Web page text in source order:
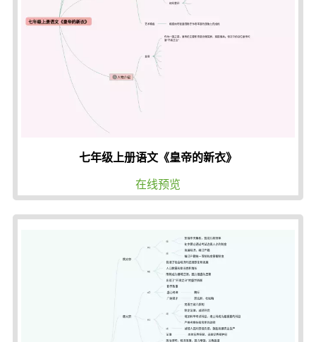
七年级上册语文《皇帝的新衣》
在线预览